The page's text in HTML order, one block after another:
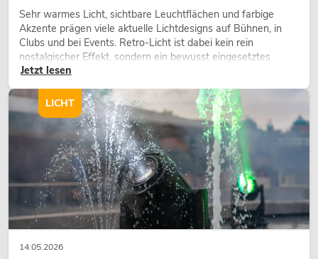
Sehr warmes Licht, sichtbare Leuchtflächen und farbige
Akzente prägen viele aktuelle Lichtdesigns auf Bühnen, in
Clubs und bei Events. Retro-Licht ist dabei kein rein
nostalgischer Effekt, sondern ein bewusst eingesetztes
Gestaltungsmittel: Es schafft Atmosphäre, gibt Szenen
wirken lassen.
Jetzt lesen
14.05.2026
LICHT